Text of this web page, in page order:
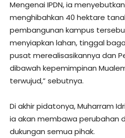
Mengenai IPDN, ia
menghibahkan 40 hektare
pembangunan kampus
menyiapkan lahan, tinggal
pusat merealisasikannya dan
dibawah kepemimpinan
terwujud,” sebutnya.
Di akhir pidatonya, Muharram
ia akan membawa perubahan
dukungan semua pihak.